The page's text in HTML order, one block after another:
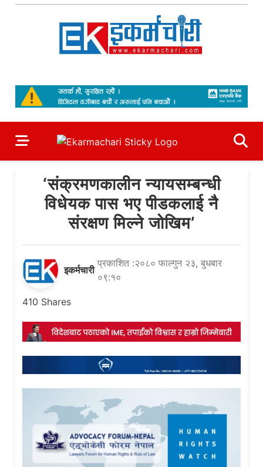
Skip
‘संक्रमणकालीन न्यायसम्बन्धी
विधेयक पास भए पीडकलाई नै
संरक्षण मिल्ने जोखिम’
इकर्मचारी
प्रकाशित :२०८० फाल्गुन २३, बुधबार
०९:१०
410 Shares